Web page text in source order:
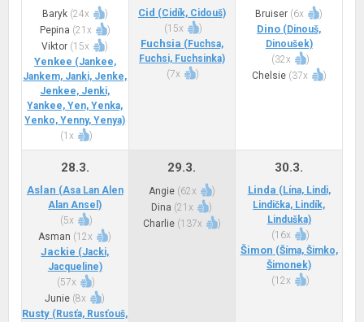
Baryk (24x
)
Pepina (21x
)
Viktor (15x )
Yenkee (Jankee,
Jankem, Janki, Jenke,
Jenkee, Jenki,
Yankee, Yen, Yenka,
Yenko, Yenny, Yenya)
(1x )
Cid (Cidík, Cidouš)
(15x )
Fuchsia (Fuchsa,
Fuchsi, Fuchsinka)
(7x )
Bruiser (6x )
Dino (Dinouš,
Dinoušek)
(32x
)
Chelsie (37x )
28.3.
Aslan (Asa Lan Alen
Alan Ansel)
(5x
)
Asman (12x )
Jackie (Jacki,
Jacqueline)
(57x
)
Junie (8x )
Rusty (Rusťa, Rusťouš,
29.3.
Angie (62x
)
Dina (21x
)
Charlie (137x )
30.3.
Linda (Lína, Lindi,
Lindička, Lindík,
Linduška)
(16x )
Šimon (Šíma, Šimko,
Šimonek)
(12x )